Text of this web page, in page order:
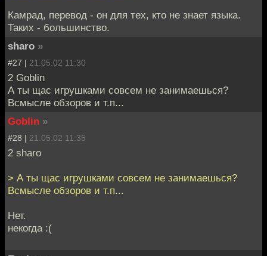
Камрад, перевод - он для тех, кто не знает языка.
Таких - большинство.
sharo »
#27 | 21.05.02 11:30
2 Goblin
А ты щас игрушками совсем не занимаешься?
Всмысле обзоров и т.п...
Goblin »
#28 | 21.05.02 11:35
2 sharo
> А ты щас игрушками совсем не занимаешься?
Всмысле обзоров и т.п...
Нет.
некогда :(